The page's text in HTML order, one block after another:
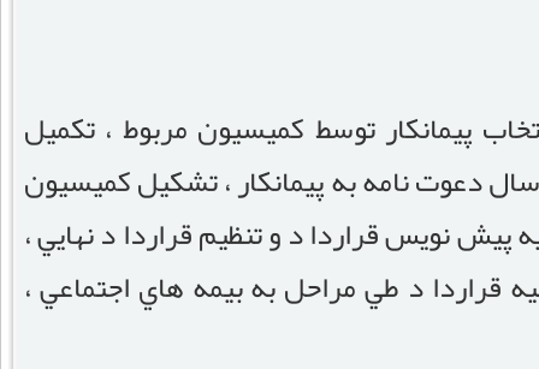
پيمانکار توسط کميسيون مربوط ، تکميل
دعوت نامه به پيمانکار ، تشکيل کميسيون
پيش نويس قراردا د و تنظيم قراردا د نهايي ،
قراردا د طي مراحل به بيمه هاي اجتماعي ،